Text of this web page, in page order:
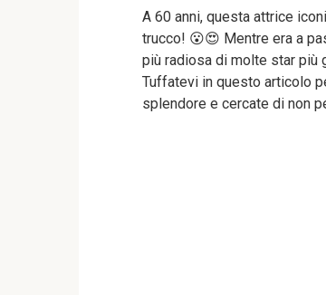
A 60 anni, questa attrice
trucco! 😮😍 Mentre era a
più radiosa di molte star più
Tuffatevi in questo articolo
splendore e cercate di non